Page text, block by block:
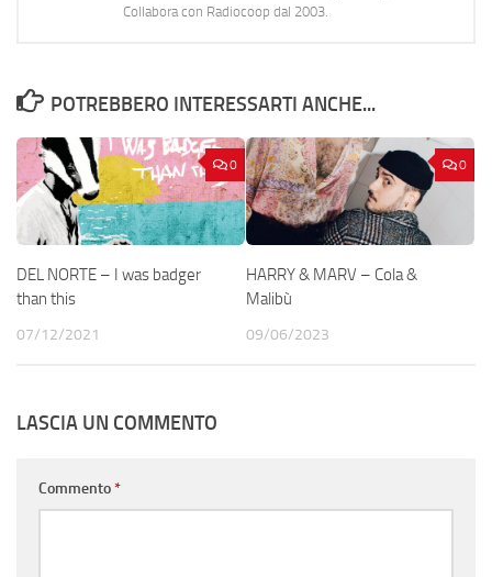
Collabora con Radiocoop dal 2003.
POTREBBERO INTERESSARTI ANCHE...
0
DEL NORTE – I was badger
than this
07/12/2021
0
HARRY & MARV – Cola &
Malibù
09/06/2023
LASCIA UN COMMENTO
Commento*